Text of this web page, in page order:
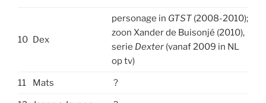
10 Dex
personage in GTST (2008-2010);
zoon Xander de Buisonjé (2010),
serie Dexter (vanaf 2009 in NL
op tv)
11 Mats ?